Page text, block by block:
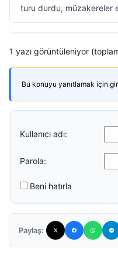
turu durdu, müzakereler
1 yazı görüntüleniyor
Bu konuyu yanıtlamak için
Kullanıcı adı:
Parola:
Beni hatırla
Paylaş: